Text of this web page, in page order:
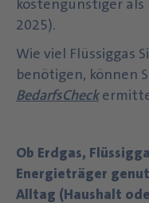
kostengünstiger als
2025).
Wie viel Flüssiggas
benötigen, können
BedarfsCheck
Ob Erdgas,
Energieträger
Alltag (Haushalt